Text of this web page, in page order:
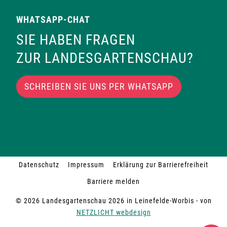
WHATSAPP-CHAT
SIE HABEN FRAGEN
ZUR LANDESGARTENSCHAU?
SCHREIBEN SIE UNS PER WHATSAPP
© 2026 Landesgartenschau 2026 in Leinefelde-Worbis - von
NETZLICHT webdesign
Datenschutz Impressum
Erklärung zur Barrierefreiheit
Barriere melden